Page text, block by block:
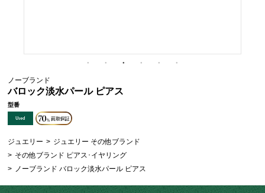
ノーブランド
バロック淡水パール ピアス
型番
ジュエリー > ジュエリー その他ブランド
> その他ブランド ピアス･イヤリング
>
ノーブランド バロック淡水パール ピアス